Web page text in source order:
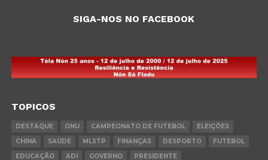
SIGA-NOS NO FACEBOOK
TOPICOS
DESTAQUE ONU CAMPEONATO DE FUTEBOL
ELEIÇÕES
CHINA
SAÚDE MLSTP FINANÇAS DESPORTO
FUTEBOL
EDUCAÇÃO
ADI GOVERNO PRESIDENTE